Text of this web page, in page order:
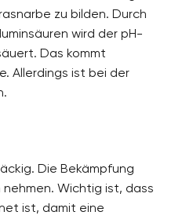
zu bilden. Durch
wird der pH-
Das kommt
Allerdings ist bei der
Die Bekämpfung
Wichtig ist, dass
ist, damit eine